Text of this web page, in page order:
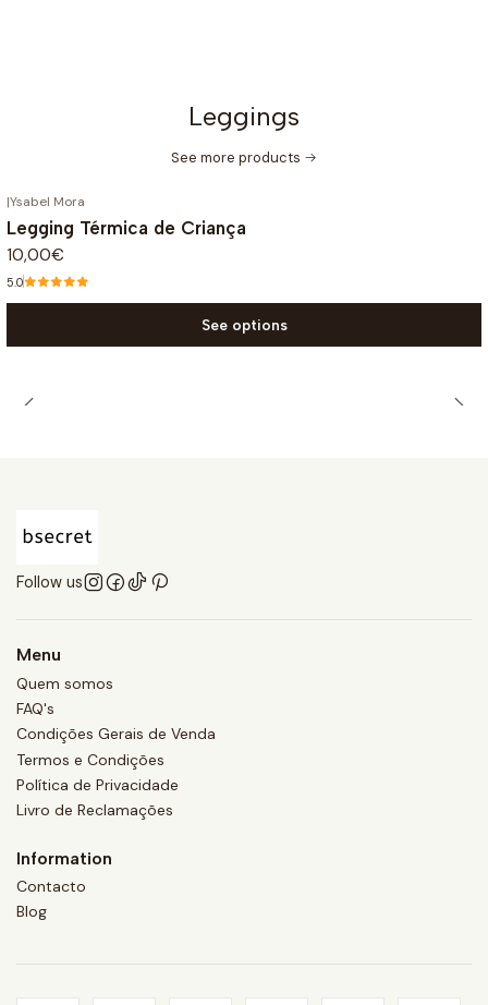
Leggings
See more products
|Ysabel Mora
Legging Térmica de Criança
10,00€
5.0
See options
Follow us
Menu
Quem somos
FAQ's
Condições Gerais de Venda
Termos e Condições
Política de Privacidade
Livro de Reclamações
Information
Contacto
Blog